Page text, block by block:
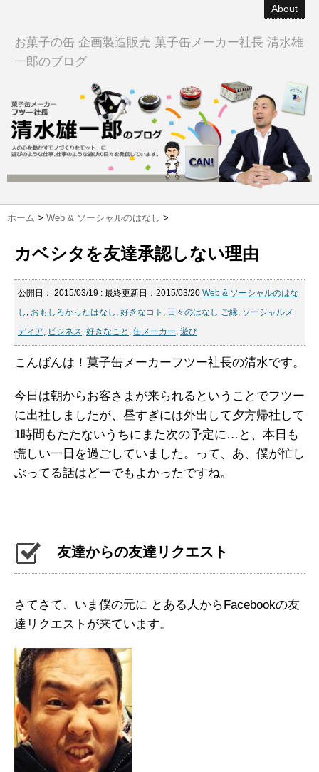
About
お菓子の缶 企画製造販売 菓子缶メーカー社長 清水雄
一郎のブログ
ホーム > Web & ソーシャルのはなし >
カベシタを友達承認しない理由
公開日： 2015/03/19 : 最終更新日：2015/03/20 Web & ソーシャルのはな
し , おもしろかったはなし , 好きなコト , 日々のはなし ご縁, ソーシャルメ
ディア, ビジネス, 好きなこと , 缶メーカー, 遊び
こんばんは！菓子缶メーカーフツー社長の清水です。
今日は朝からお客さまが来られるということでフツー
に出社しましたが、昼すぎには外出して夕方帰社して
1時間もたたないうちにまた次の予定に…と、本日も
慌しい一日を過ごしていました。って、あ、僕が忙し
ぶってる話はどーでもよかったですね。
友達からの友達リクエスト
さてさて、いま僕の元に とある人からFacebookの友
達リクエストが来ています。